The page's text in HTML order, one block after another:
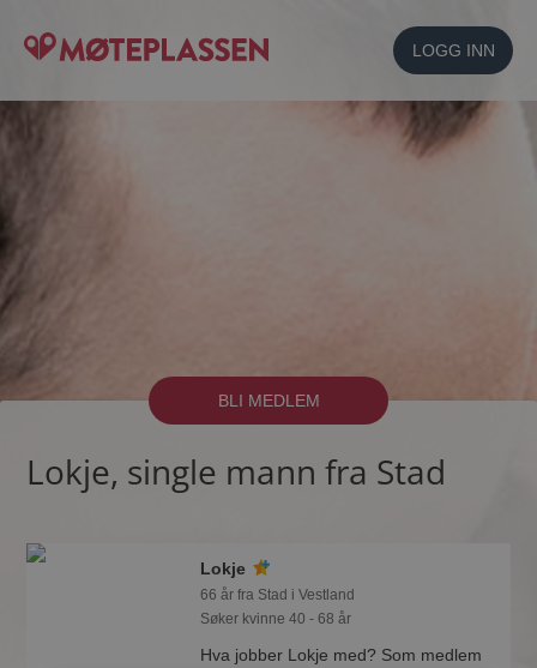
LOGG INN
BLI MEDLEM
Lokje, single mann fra Stad
Lokje
66 år fra Stad i Vestland
Søker kvinne 40 - 68 år
Hva jobber Lokje med? Som medlem